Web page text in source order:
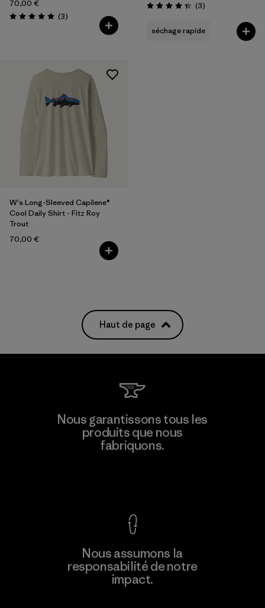
70,00 €
Évaluation: 5.0 / 5
(3Avis
)
Évaluation: 4.3 / 5
(3Avis
)
séchage rapide
W's Long-Sleeved Capilene®
Cool Daily Shirt - Fitz Roy
Trout
70,00 €
Haut de page
Nous garantissons tous les
produits que nous
fabriquons.
Nous assumons la
responsabilité de notre
impact.